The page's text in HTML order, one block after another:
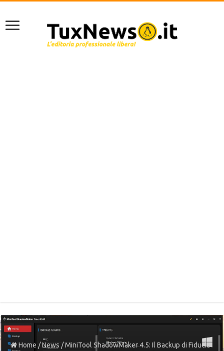
Home /News /MiniTool ShadowMaker 4.5: Il Backup di Fiducia